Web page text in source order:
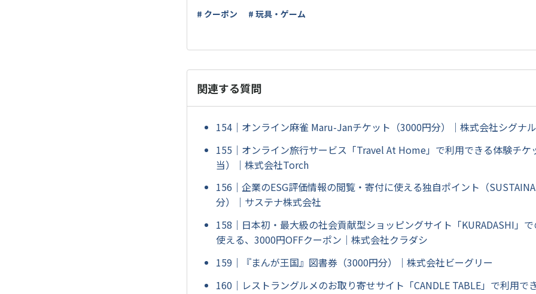
# クーポン # 玩具・ゲーム
関連する質問
154｜オンライン麻雀 Maru-Janチケット（3000円分）｜株式会社シグナ
155｜オンライン旅行サービス「Travel At Home」で利用できる体験チケ
当）｜株式会社Torch
156｜企業のESG評価情報の閲覧・寄付に使える独自ポイント（
分）｜サステナ株式会社
158｜日本初・最大級の社会貢献型ショッピングサイト「KURADASHI」
使える、3000円OFFクーポン｜株式会社クラダシ
159｜『まんが王国』図書券（3000円分）｜株式会社ビーグリー
160｜レストラングルメのお取り寄せサイト「CANDLE TABLE」で利用で